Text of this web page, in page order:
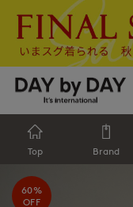
Top Brand
60%
OFF